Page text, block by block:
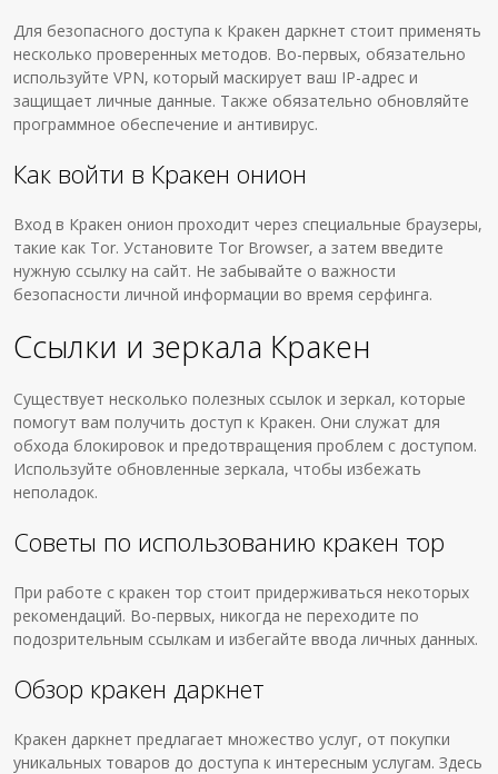
Для безопасного доступа к Кракен даркнет стоит применять
несколько проверенных методов. Во-первых, обязательно
используйте VPN, который маскирует ваш IP-адрес и
защищает личные данные. Также обязательно обновляйте
программное обеспечение и антивирус.
Как войти в Кракен онион
Вход в Кракен онион проходит через специальные браузеры,
такие как Tor. Установите Tor Browser, а затем введите
нужную ссылку на сайт. Не забывайте о важности
безопасности личной информации во время серфинга.
Ссылки и зеркала Кракен
Существует несколько полезных ссылок и зеркал, которые
помогут вам получить доступ к Кракен. Они служат для
обхода блокировок и предотвращения проблем с доступом.
Используйте обновленные зеркала, чтобы избежать
неполадок.
Советы по использованию кракен тор
При работе с кракен тор стоит придерживаться некоторых
рекомендаций. Во-первых, никогда не переходите по
подозрительным ссылкам и избегайте ввода личных данных.
Обзор кракен даркнет
Кракен даркнет предлагает множество услуг, от покупки
уникальных товаров до доступа к интересным услугам. Здесь